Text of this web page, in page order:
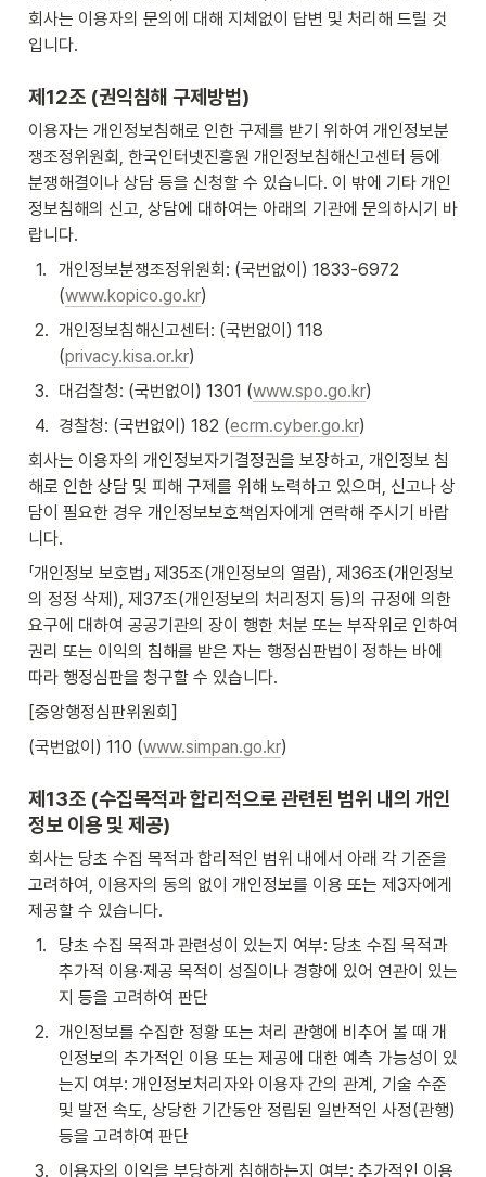
회사는 이용자의 문의에 대해 지체없이 답변 및 처리해 드릴 것
입니다.
제12조 (권익침해 구제방법)
이용자는 개인정보침해로 인한 구제를 받기 위하여 개인정보분
쟁조정위원회, 한국인터넷진흥원 개인정보침해신고센터 등에
분쟁해결이나 상담 등을 신청할 수 있습니다. 이 밖에 기타 개인
정보침해의 신고, 상담에 대하여는 아래의 기관에 문의하시기 바
랍니다.
1.
개인정보분쟁조정위원회: (국번없이) 1833-6972
(www.kopico.go.kr)
2. 개인정보침해신고센터: (국번없이) 118
(privacy.kisa.or.kr)
3. 대검찰청: (국번없이) 1301 (www.spo.go.kr)
4. 경찰청: (국번없이) 182 (ecrm.cyber.go.kr)
회사는 이용자의 개인정보자기결정권을 보장하고, 개인정보 침
해로 인한 상담 및 피해 구제를 위해 노력하고 있으며, 신고나 상
담이 필요한 경우 개인정보보호책임자에게 연락해 주시기 바랍
니다.
「개인정보 보호법」 제35조(개인정보의 열람), 제36조(개인정보
의 정정 삭제), 제37조(개인정보의 처리정지 등)의 규정에 의한
요구에 대하여 공공기관의 장이 행한 처분 또는 부작위로 인하여
권리 또는 이익의 침해를 받은 자는 행정심판법이 정하는 바에
따라 행정심판을 청구할 수 있습니다.
[중앙행정심판위원회]
(국번없이) 110 (www.simpan.go.kr)
제13조 (수집목적과 합리적으로 관련된 범위 내의 개인
정보 이용 및 제공)
회사는 당초 수집 목적과 합리적인 범위 내에서 아래 각 기준을
고려하여, 이용자의 동의 없이 개인정보를 이용 또는 제3자에게
제공할 수 있습니다.
1.
당초 수집 목적과 관련성이 있는지 여부: 당초 수집 목적과
추가적 이용·제공 목적이 성질이나 경향에 있어 연관이 있는
지 등을 고려하여 판단
2. 개인정보를 수집한 정황 또는 처리 관행에 비추어 볼 때 개
인정보의 추가적인 이용 또는 제공에 대한 예측 가능성이 있
는지 여부: 개인정보처리자와 이용자 간의 관계, 기술 수준
및 발전 속도, 상당한 기간동안 정립된 일반적인 사정(관행)
등을 고려하여 판단
3. 이용자의 이익을 부당하게 침해하는지 여부: 추가적인 이용